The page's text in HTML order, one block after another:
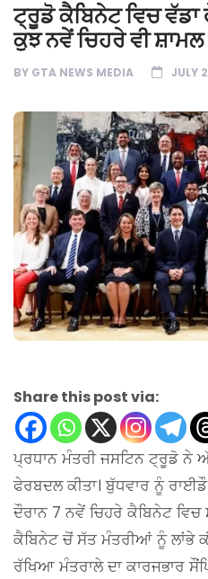
ਟ੍ਰੂਡੋ ਕੈਬਿਨੇਟ ਵਿਚ
ਕੁਝ ਨਵੇਂ ਚਿਹਰੇ ਵੀ ਸ਼ਾਮਲ
BY GTA NEWS MEDIA JULY
Share this post via:
ਪ੍ਰਧਾਨ ਮੰਤਰੀ ਜਸਟਿਨ ਟ੍ਰੂਡੋ ਨੇ
ਫੇਰਬਦਲ ਕੀਤਾ। ਬੁੱਧਵਾਰ ਨੂੰ
ਦੌਰਾਨ 7 ਨਵੇਂ ਚਿਹਰੇ ਕੈਬਿਨੇਟ
ਕੈਬਿਨੇਟ ਚੋਂ ਸੱਤ ਮੰਤਰੀਆਂ ਨੂੰ ਲਾਂਭੇ
ਰੱਖਿਆ ਮੰਤਰਾਲੇ ਦਾ ਕਾਰਜਭਾਰ